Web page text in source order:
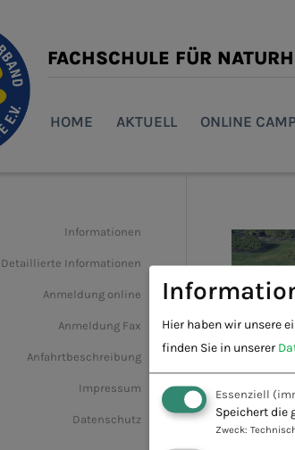
FACHSCHULE FÜR
HOME AKTUELL ONLINE
Informationen
Detaillierte Informationen
Anmeldung online
Anmeldung Fax
Anfahrtbeschreibung
Impressum
Datenschutz
Hier haben wir unsere
finden Sie in unserer
Essenziell
Speichert die
Zweck: